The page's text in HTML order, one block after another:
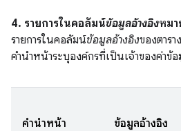
4. รายการในคอลัมน์ข้อมูลอ้างอิงหมา
รายการในคอลัมน์ข้อมูลอ้างอิงของตาร
คำนำหน้าระบุองค์กรที่เป็นเจ้าของค่าข้อ
คำนำหน้า ข้อมูลอ้างอิง